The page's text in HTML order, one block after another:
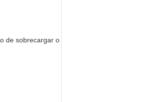
de sobrecargar o